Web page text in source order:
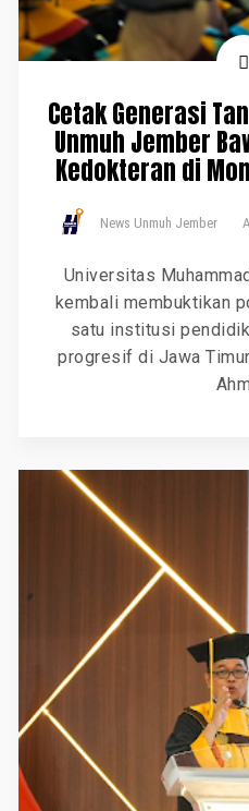
Cetak Generasi
Unmuh Jember
Kedokteran di
News Unmuh Jember
Universitas
kembali membuktikan
satu institusi
progresif di Jawa